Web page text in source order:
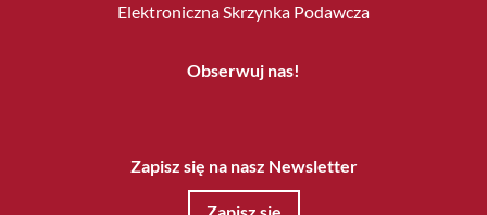
Elektroniczna Skrzynka Podawcza
Obserwuj nas!
Zapisz się na nasz Newsletter